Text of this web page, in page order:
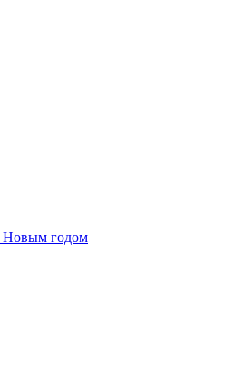
Новым годом